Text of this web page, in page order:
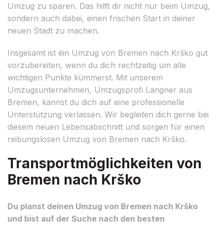
Umzug zu sparen. Das hilft dir nicht nur beim Umzug,
sondern auch dabei, einen frischen Start in deiner
neuen Stadt zu machen.
Insgesamt ist ein Umzug von Bremen nach Krško gut
vorzubereiten, wenn du dich rechtzeitig um alle
wichtigen Punkte kümmerst. Mit unserem
Umzugsunternehmen, Umzugsprofi Langner aus
Bremen, kannst du dich auf eine professionelle
Unterstützung verlassen. Wir begleiten dich gerne bei
diesem neuen Lebensabschnitt und sorgen für einen
reibungslosen Umzug von Bremen nach Krško.
Transportmöglichkeiten von
Bremen nach Krško
Du planst deinen Umzug von Bremen nach Krško
und bist auf der Suche nach den besten